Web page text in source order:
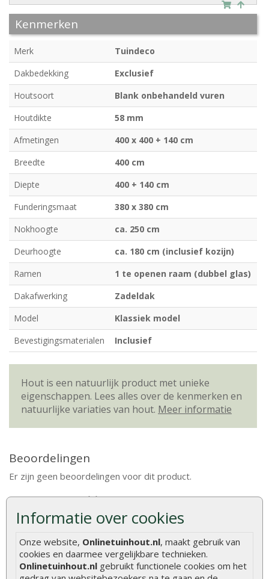
Informatie over cookies
Onze website, Onlinetuinhout.nl, maakt gebruik van
cookies en daarmee vergelijkbare technieken.
Onlinetuinhout.nl gebruikt functionele cookies om het
Kenmerken
Merk
Tuindeco
Dakbedekking
Exclusief
Houtsoort
Blank onbehandeld vuren
Houtdikte
58 mm
Afmetingen
400 x 400 + 140 cm
Breedte
400 cm
Diepte
400 + 140 cm
Funderingsmaat
380 x 380 cm
Nokhoogte
ca. 250 cm
Deurhoogte
ca. 180 cm (inclusief kozijn)
Ramen
1 te openen raam (dubbel glas)
Dakafwerking
Zadeldak
Model
Klassiek model
Bevestigingsmaterialen
Inclusief
Hout is een natuurlijk product met unieke
eigenschappen. Lees alles over de kenmerken en
natuurlijke variaties van hout. Meer informatie
Beoordelingen
Er zijn geen beoordelingen voor dit product.
Klanten kochten ook